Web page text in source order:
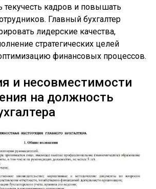
текучесть кадров и повышать
Главный бухгалтер
лидерские качества,
стратегических целей
финансовых процессов.
и несовместимости
на должность